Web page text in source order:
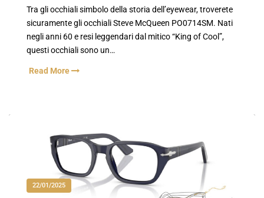
Tra gli occhiali simbolo della storia dell’eyewear, troverete
sicuramente gli occhiali Steve McQueen PO0714SM. Nati
negli anni 60 e resi leggendari dal mitico “King of Cool”,
questi occhiali sono un…
Read More
22/01/2025